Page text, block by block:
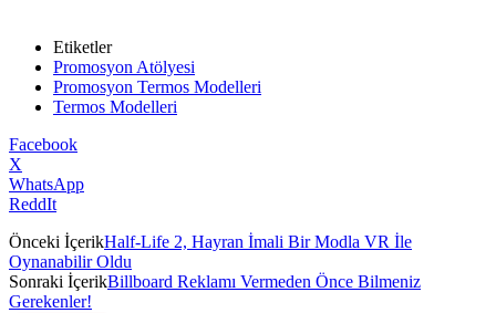
Etiketler
Promosyon Atölyesi
Promosyon Termos Modelleri
Termos Modelleri
Facebook
X
WhatsApp
ReddIt
Önceki İçerikHalf-Life 2, Hayran İmali Bir Modla VR İle
Oynanabilir Oldu
Sonraki İçerikBillboard Reklamı Vermeden Önce Bilmeniz
Gerekenler!